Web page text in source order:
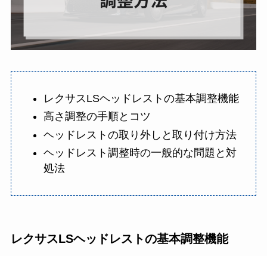
レクサスLSヘッドレストの基本調整機能
高さ調整の手順とコツ
ヘッドレストの取り外しと取り付け方法
ヘッドレスト調整時の一般的な問題と対
処法
レクサスLSヘッドレストの基本調整機能